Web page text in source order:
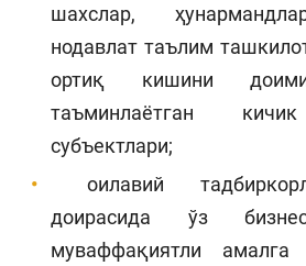
шахслар,
нодавлат таълим
ортиқ кишини
таъминлаётган
субъектлари;
оилавий
доирасида ўз
муваффақиятли